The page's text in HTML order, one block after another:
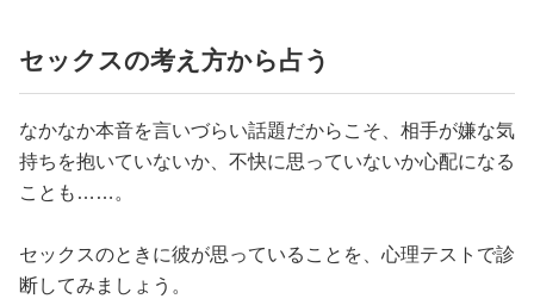
セックスの考え方から占う
なかなか本音を言いづらい話題だからこそ、相手が嫌な気
持ちを抱いていないか、不快に思っていないか心配になる
ことも……。
セックスのときに彼が思っていることを、心理テストで診
断してみましょう。